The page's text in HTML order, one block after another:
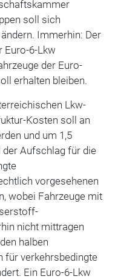
soll sich
Immerhin: Der
Euro-6-Lkw
der Euro-
erhalten bleiben.
Lkw-
Kosten soll an
und um 1,5
Aufschlag für die
vorgesehenen
wobei Fahrzeuge mit
nicht mittragen
halben
für verkehrsbedingte
Ein Euro-6-Lkw